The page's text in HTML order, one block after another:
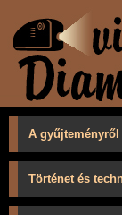
A gyűjteményről
Történet és